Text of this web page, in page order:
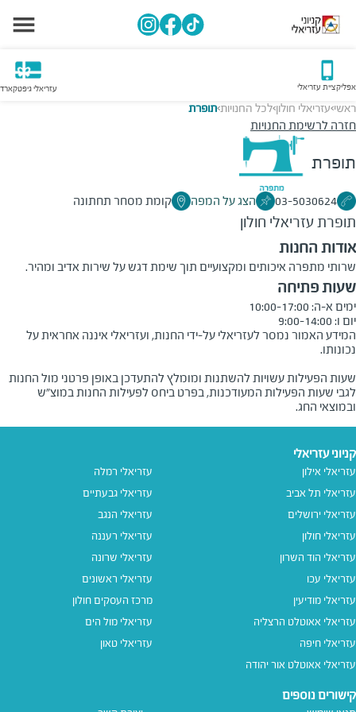
אפליקציית עזריאלי עזריאלי גיפטקארד
ראשי>עזריאלי חולון>לכל החנויות>תופרת
חזרה לרשימת החנויות
תופרת
03-5030624 הצג על המפה קומת מסחר תחתונה
תופרתעזריאלי חולון
אודות החנות
שרותי מתפרה איכותים ומקצועיים תוך שימת דגש על שירות אדיב ומהיר.
שעות פתיחה
יום ו: 9:00-14:00
המידע האמור נמסר לעזריאלי על-ידי החנות, ועזריאלי איננה אחראית על
שעות הפעילות עשויות להשתנות ומומלץ להתעדכן באופן פרטני מול החנות
לגבי שעות הפעילות המעודכנות, בפרט ביחס לפעילות החנות במוצ"ש
ובמוצאי החג.
קניוני עזריאלי
עזריאלי אילון
עזריאלי תל אביב
עזריאלי ירושלים
עזריאלי חולון
עזריאלי הוד השרון
עזריאלי עכו
עזריאלי מודיעין
עזריאלי אאוטלט הרצליה
עזריאלי חיפה
עזריאלי אאוטלט אור יהודה
עזריאלי רמלה
עזריאלי גבעתיים
עזריאלי הנגב
עזריאלי רעננה
עזריאלי שרונה
עזריאלי ראשונים
מרכז העסקים חולון
עזריאלי מול הים
עזריאלי טאון
קישורים נוספים